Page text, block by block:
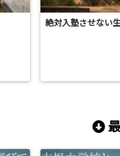
絶対入塾させない